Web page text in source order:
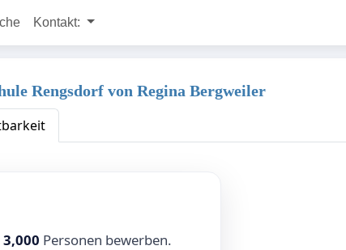
Kontakt:
Rengsdorf von Regina Bergweiler
3,000 Personen bewerben.